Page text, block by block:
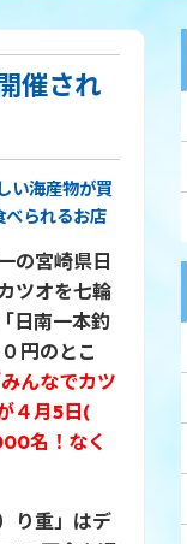
催され
い海産物が買
べられるお店
の宮崎県日
ツオを七輪
日南一本釣
円のとこ
みんなでカツ
４月5日(
名！なく
り重」はデ